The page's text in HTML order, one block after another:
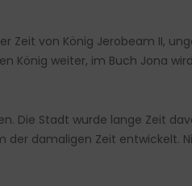
von König Jerobeam II,
König weiter, im Buch Jona
Die Stadt wurde lange Zeit
damaligen Zeit entwickelt.